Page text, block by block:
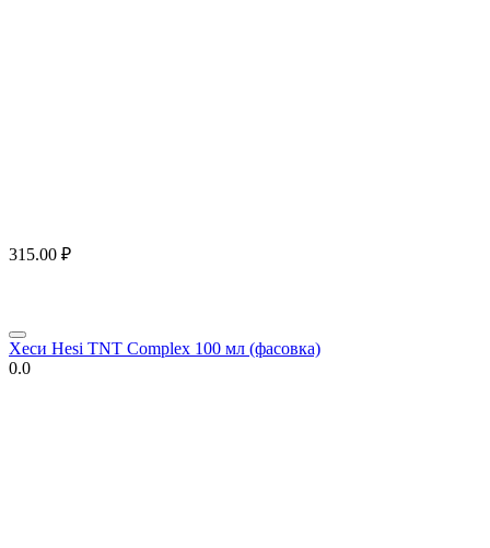
315.00 ₽
Хеси Hesi TNT Complex 100 мл (фасовка)
0.0